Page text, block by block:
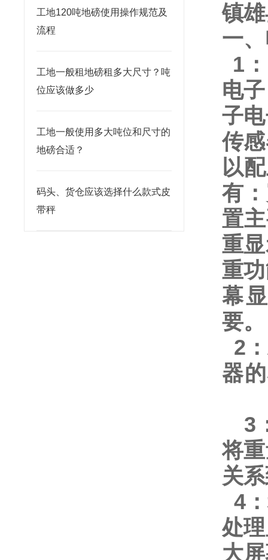
工地120吨地磅使用操作规范及
流程
工地一般租地磅租多大尺寸？吨
位应该做多少
工地一般使用多大吨位和尺寸的
地磅合适？
码头、货仓应该选择什么款式皮
带秤
镇
一
1 ：
电
子
传
以
有
置
重
重
幕
要。
2
器
3
将
关
4
处
大